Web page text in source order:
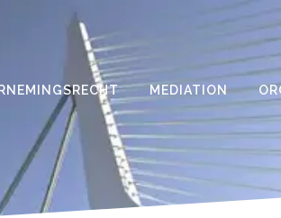
MEDIATION